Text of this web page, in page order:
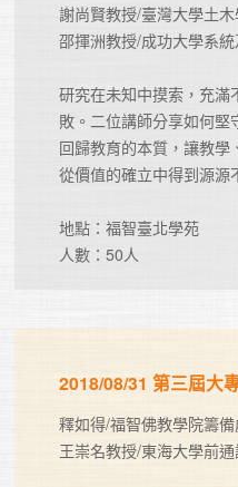
謝尚賢教授/臺灣大學土木
邵揮洲教授/成功大學系
研究在未知中摸索，充
敗。二位講師分享如何
回歸教育的本質，讓教學
從價值的確立中得到源源
地點：福智臺北學苑
人數：50人
2018/08/31 第三屆大
釋如得/福智佛教學院籌
王崇名教授/東海大學前